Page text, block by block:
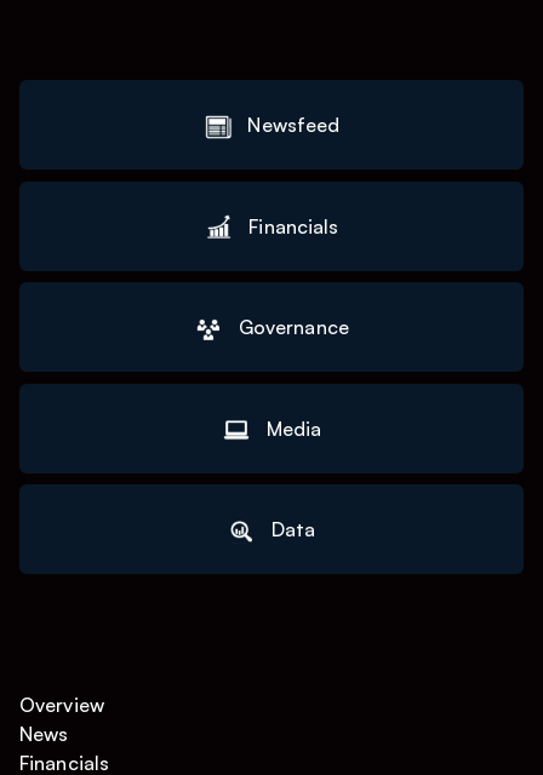
Newsfeed
Financials
Governance
Media
Data
Overview
News
Financials